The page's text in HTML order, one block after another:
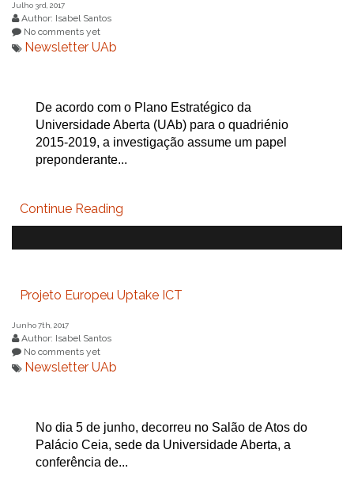
Julho 3rd, 2017
Author: Isabel Santos
No comments yet
Newsletter UAb
De acordo com o Plano Estratégico da
Universidade Aberta (UAb) para o quadriénio
2015-2019, a investigação assume um papel
preponderante...
Continue Reading
Projeto Europeu Uptake ICT
Junho 7th, 2017
Author: Isabel Santos
No comments yet
Newsletter UAb
No dia 5 de junho, decorreu no Salão de Atos do
Palácio Ceia, sede da Universidade Aberta, a
conferência de...